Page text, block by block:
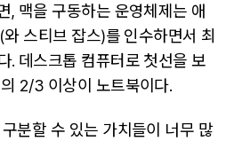
, 맥을 구동하는 운영체제는 애
스티브 잡스)를 인수하면서 최
. 데스크톱 컴퓨터로 첫선을 보
2/3 이상이 노트북이다.
분할 수 있는 가치들이 너무 많